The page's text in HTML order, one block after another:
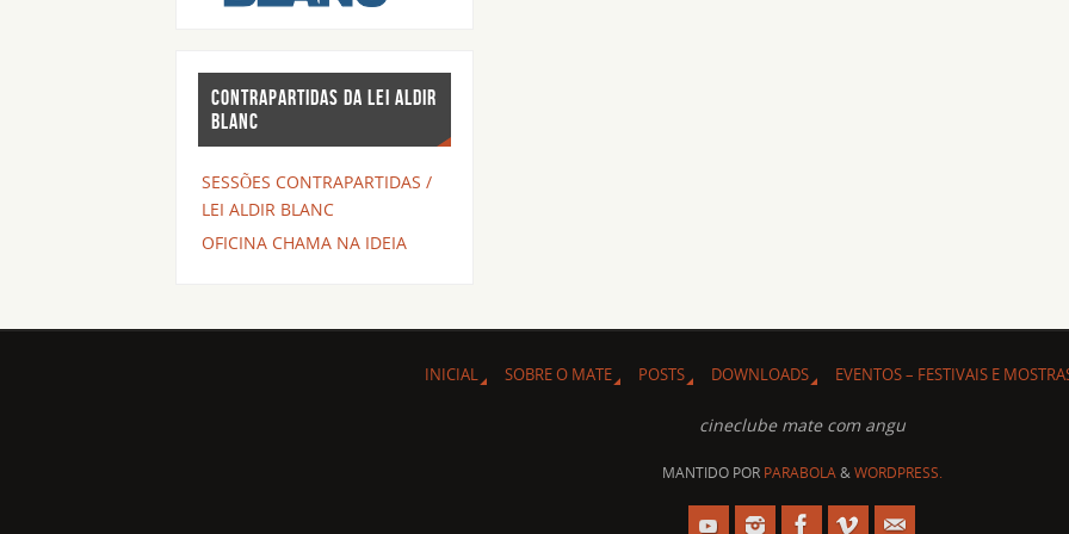
CONTRAPARTIDAS DA LEI ALDIR
BLANC
SESSÕES CONTRAPARTIDAS /
LEI ALDIR BLANC
OFICINA CHAMA NA IDEIA
INICIAL SOBRE O MATE POSTS DOWNLOADS EVENTOS – FESTIVAIS E
cineclube mate com angu
MANTIDO POR PARABOLA&WORDPRESS.